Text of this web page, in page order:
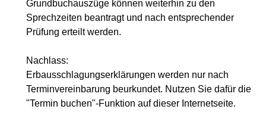
Grundbuchauszüge können weiterhin zu den
Sprechzeiten beantragt und nach entsprechender
Prüfung erteilt werden.
Nachlass:
Erbausschlagungserklärungen werden nur nach
Terminvereinbarung beurkundet. Nutzen Sie dafür die
"Termin buchen"-Funktion auf dieser Internetseite.